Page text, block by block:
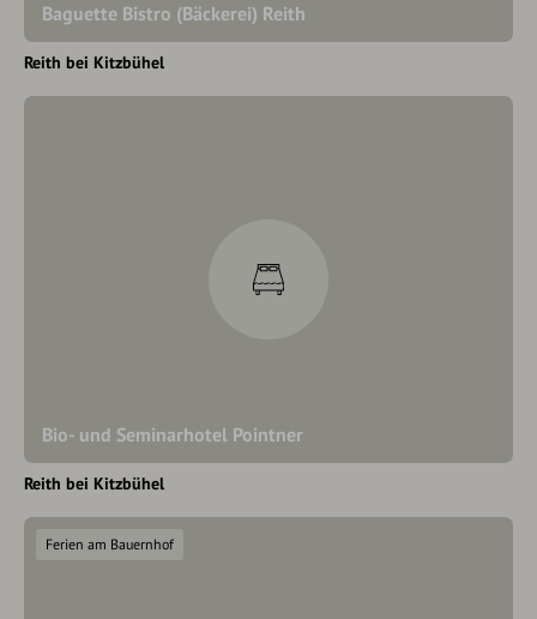
Baguette Bistro (Bäckerei) Reith
Reith bei Kitzbühel
Bio- und Seminarhotel Pointner
Reith bei Kitzbühel
Ferien am Bauernhof